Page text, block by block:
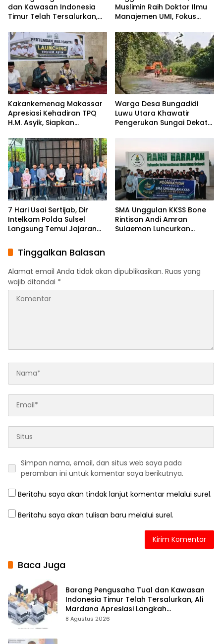
dan Kawasan Indonesia
Timur Telah Tersalurkan,
Langkah Penyelesaian PT
Afid Logistik dan PT Tanto
Intim Line
Muslimin Raih Doktor Ilmu
Manajemen UMI, Fokus
ASN
Kakankemenag Makassar
Apresiasi Kehadiran TPQ
H.M. Asyik, Siapkan
Cegah Anak Miskin
Spiritualitas
Warga Desa Bungadidi
Luwu Utara Khawatir
Pengerukan Sungai Dekat
7 Hari Usai Sertijab, Dir
Intelkam Polda Sulsel
Langsung Temui Jajaran
SMA Unggulan KKSS Bone
Rintisan Andi Amran
Sulaeman Luncurkan
Tinggalkan Balasan
Alamat email Anda tidak akan dipublikasikan. Ruas yang
wajib ditandai *
Simpan nama, email, dan situs web saya pada
peramban ini untuk komentar saya berikutnya.
Beritahu saya akan tindak lanjut komentar melalui surel.
Beritahu saya akan tulisan baru melalui surel.
Baca Juga
Barang Pengusaha Tual dan Kawasan
Indonesia Timur Telah Tersalurkan, Ali
Mardana Apresiasi Langkah
Penyelesaian PT Afid Logistik dan PT
8 Agustus 2026